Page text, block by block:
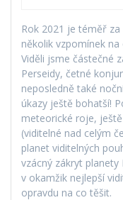
Rok 2021 je téměř
několik vzpomínek
Viděli jsme částečné
Perseidy, četné
neposledně také
úkazy ještě bohatší!
meteorické roje,
(viditelné nad celým
planet viditelných
vzácný zákryt
v okamžik nejlepší
opravdu na co těšit.